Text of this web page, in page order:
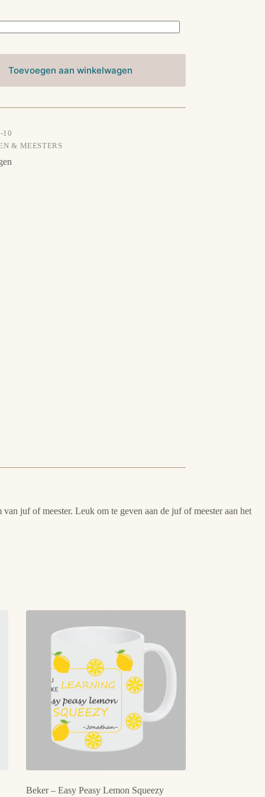
Toevoegen aan winkelwagen
10
& MEESTERS
juf of meester. Leuk om te geven aan de juf of meester aan het
Beker – Easy Peasy Lemon Squeezy